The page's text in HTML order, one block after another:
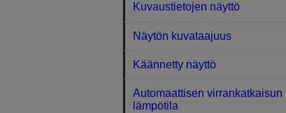
Kuvaustietojen näyttö
Näytön kuvataajuus
Käännetty näyttö
Automaattisen virrankatkaisun
lämpötila